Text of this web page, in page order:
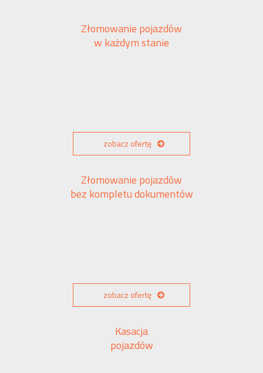
Złomowanie pojazdów
w każdym stanie
zobacz ofertę
Złomowanie pojazdów
bez kompletu dokumentów
zobacz ofertę
Kasacja
pojazdów